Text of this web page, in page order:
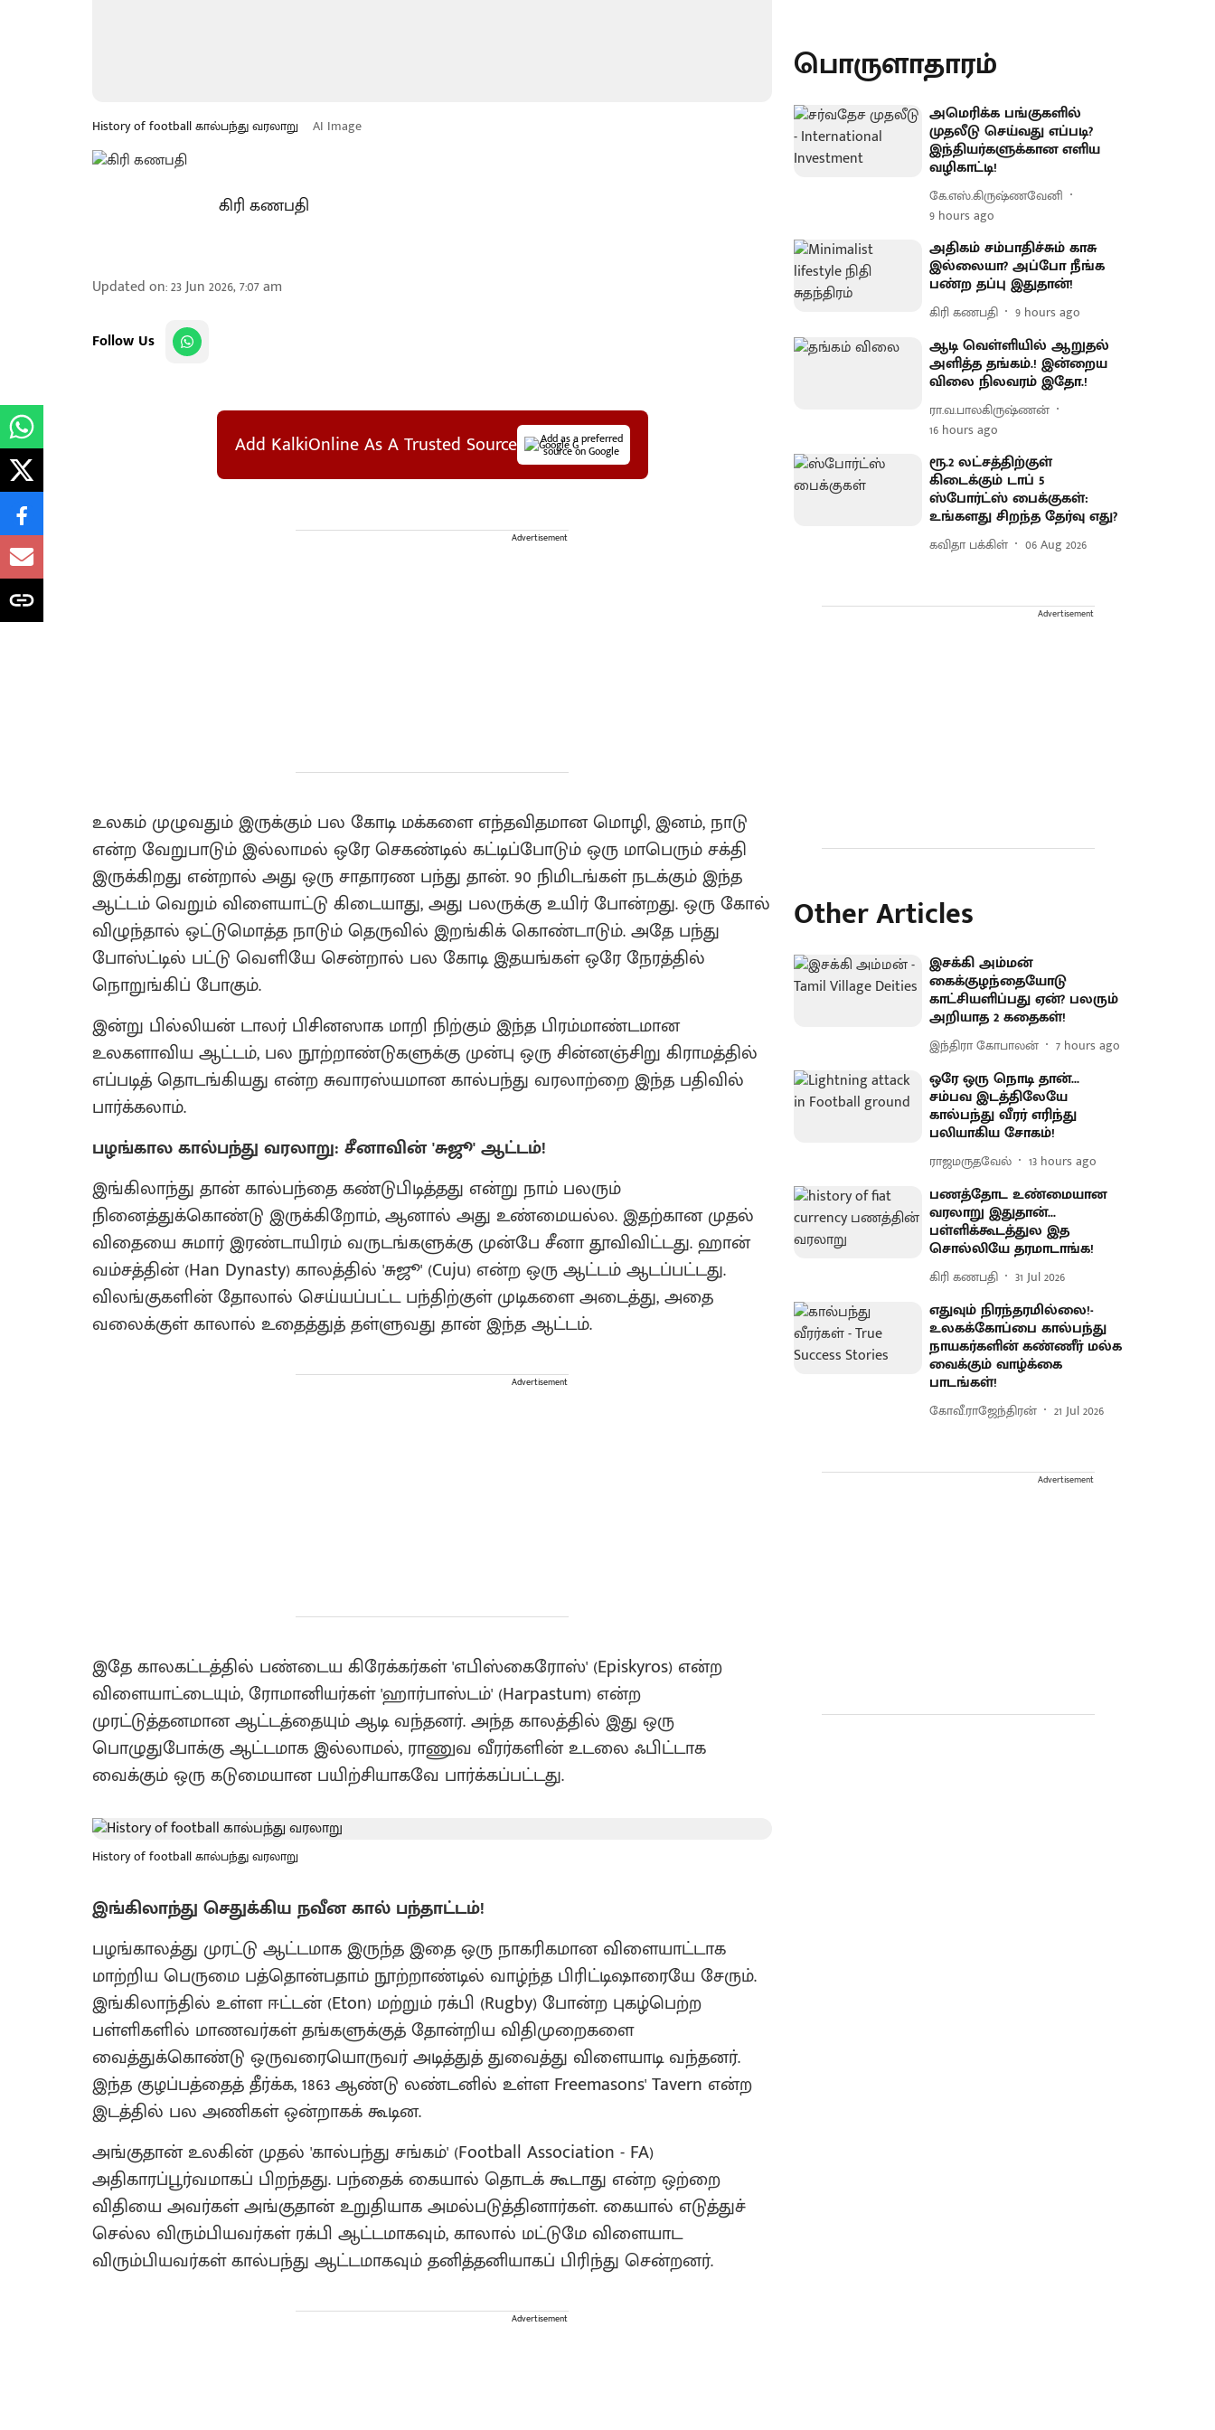
History of football கால்பந்து வரலாறு AI Image
கிரி கணபதி
Updated on:23 Jun 2026, 7:07 am
Follow Us
Add KalkiOnline As A Trusted Source Add as a preferred
source on Google
Advertisement
உலகம் முழுவதும் இருக்கும் பல கோடி மக்களை எந்தவிதமான மொழி, இனம், நாடு
என்ற வேறுபாடும் இல்லாமல் ஒரே செகண்டில் கட்டிப்போடும் ஒரு மாபெரும் சக்தி
இருக்கிறது என்றால் அது ஒரு சாதாரண பந்து தான். 90 நிமிடங்கள் நடக்கும் இந்த
ஆட்டம் வெறும் விளையாட்டு கிடையாது, அது பலருக்கு உயிர் போன்றது. ஒரு கோல்
விழுந்தால் ஒட்டுமொத்த நாடும் தெருவில் இறங்கிக் கொண்டாடும். அதே பந்து
போஸ்ட்டில் பட்டு வெளியே சென்றால் பல கோடி இதயங்கள் ஒரே நேரத்தில்
நொறுங்கிப் போகும்.
இன்று பில்லியன் டாலர் பிசினஸாக மாறி நிற்கும் இந்த பிரம்மாண்டமான
உலகளாவிய ஆட்டம், பல நூற்றாண்டுகளுக்கு முன்பு ஒரு சின்னஞ்சிறு கிராமத்தில்
எப்படித் தொடங்கியது என்ற சுவாரஸ்யமான கால்பந்து வரலாற்றை இந்த பதிவில்
பார்க்கலாம்.
பழங்கால கால்பந்து வரலாறு: சீனாவின் 'சுஜூ' ஆட்டம்!
இங்கிலாந்து தான் கால்பந்தை கண்டுபிடித்தது என்று நாம் பலரும்
நினைத்துக்கொண்டு இருக்கிறோம், ஆனால் அது உண்மையல்ல. இதற்கான முதல்
விதையை சுமார் இரண்டாயிரம் வருடங்களுக்கு முன்பே சீனா தூவிவிட்டது. ஹான்
வம்சத்தின் (Han Dynasty) காலத்தில் 'சுஜூ' (Cuju) என்ற ஒரு ஆட்டம் ஆடப்பட்டது.
விலங்குகளின் தோலால் செய்யப்பட்ட பந்திற்குள் முடிகளை அடைத்து, அதை
வலைக்குள் காலால் உதைத்துத் தள்ளுவது தான் இந்த ஆட்டம்.
Advertisement
இதே காலகட்டத்தில் பண்டைய கிரேக்கர்கள் 'எபிஸ்கைரோஸ்' (Episkyros) என்ற
விளையாட்டையும், ரோமானியர்கள் 'ஹார்பாஸ்டம்' (Harpastum) என்ற
முரட்டுத்தனமான ஆட்டத்தையும் ஆடி வந்தனர். அந்த காலத்தில் இது ஒரு
பொழுதுபோக்கு ஆட்டமாக இல்லாமல், ராணுவ வீரர்களின் உடலை ஃபிட்டாக
வைக்கும் ஒரு கடுமையான பயிற்சியாகவே பார்க்கப்பட்டது.
History of football கால்பந்து வரலாறு
இங்கிலாந்து செதுக்கிய நவீன கால் பந்தாட்டம்!
பழங்காலத்து முரட்டு ஆட்டமாக இருந்த இதை ஒரு நாகரிகமான விளையாட்டாக
மாற்றிய பெருமை பத்தொன்பதாம் நூற்றாண்டில் வாழ்ந்த பிரிட்டிஷாரையே சேரும்.
இங்கிலாந்தில் உள்ள ஈட்டன் (Eton) மற்றும் ரக்பி (Rugby) போன்ற புகழ்பெற்ற
பள்ளிகளில் மாணவர்கள் தங்களுக்குத் தோன்றிய விதிமுறைகளை
வைத்துக்கொண்டு ஒருவரையொருவர் அடித்துத் துவைத்து விளையாடி வந்தனர்.
இந்த குழப்பத்தைத் தீர்க்க, 1863 ஆண்டு லண்டனில் உள்ள Freemasons' Tavern என்ற
இடத்தில் பல அணிகள் ஒன்றாகக் கூடின.
அங்குதான் உலகின் முதல் 'கால்பந்து சங்கம்' (Football Association - FA)
அதிகாரப்பூர்வமாகப் பிறந்தது. பந்தைக் கையால் தொடக் கூடாது என்ற ஒற்றை
விதியை அவர்கள் அங்குதான் உறுதியாக அமல்படுத்தினார்கள். கையால் எடுத்துச்
செல்ல விரும்பியவர்கள் ரக்பி ஆட்டமாகவும், காலால் மட்டுமே விளையாட
விரும்பியவர்கள் கால்பந்து ஆட்டமாகவும் தனித்தனியாகப் பிரிந்து சென்றனர்.
Advertisement
பொருளாதாரம்
அமெரிக்க பங்குகளில்
முதலீடு செய்வது எப்படி?
இந்தியர்களுக்கான எளிய
வழிகாட்டி!
கே.எஸ்.கிருஷ்ணவேனி
9 hours ago
அதிகம் சம்பாதிச்சும் காசு
இல்லையா? அப்போ நீங்க
பண்ற தப்பு இதுதான்!
கிரி கணபதி 9 hours ago
ஆடி வெள்ளியில் ஆறுதல்
அளித்த தங்கம்.! இன்றைய
விலை நிலவரம் இதோ.!
ரா.வ.பாலகிருஷ்ணன்
16 hours ago
ரூ.2 லட்சத்திற்குள்
கிடைக்கும் டாப் 5
ஸ்போர்ட்ஸ் பைக்குகள்:
உங்களது சிறந்த தேர்வு எது?
கவிதா பக்கிள் 06 Aug 2026
Advertisement
Other Articles
இசக்கி அம்மன்
கைக்குழந்தையோடு
காட்சியளிப்பது ஏன்? பலரும்
அறியாத 2 கதைகள்!
இந்திரா கோபாலன் 7 hours ago
ஒரே ஒரு நொடி தான்...
சம்பவ இடத்திலேயே
கால்பந்து வீரர் எரிந்து
பலியாகிய சோகம்!
ராஜமருதவேல் 13 hours ago
பணத்தோட உண்மையான
வரலாறு இதுதான்...
பள்ளிக்கூடத்துல இத
சொல்லியே தரமாடாங்க!
கிரி கணபதி 31 Jul 2026
எதுவும் நிரந்தரமில்லை!-
உலகக்கோப்பை கால்பந்து
நாயகர்களின் கண்ணீர் மல்க
வைக்கும் வாழ்க்கை
பாடங்கள்!
கோவீ.ராஜேந்திரன் 21 Jul 2026
Advertisement